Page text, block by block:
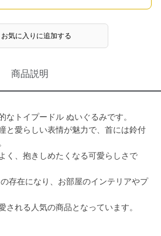
お気に入りに追加する
商品説明
なトイプードル ぬいぐるみです。
と愛らしい表情が魅力で、首には鈴付
く、抱きしめたくなる可愛らしさで
存在になり、お部屋のインテリアやプ
される人気の商品となっています。